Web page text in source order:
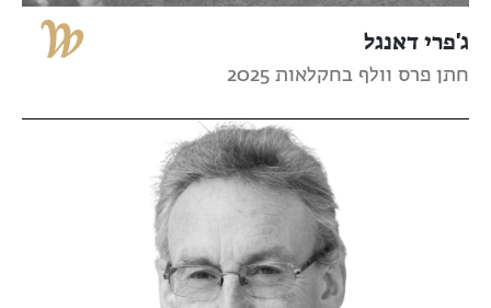
ג'פרי דאנגל
חתן פרס וולף בחקלאות 2025